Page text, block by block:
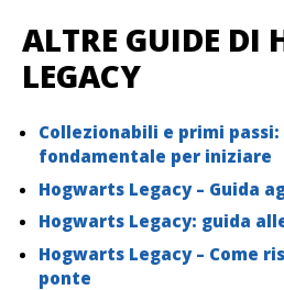
ALTRE GUIDE DI
LEGACY
Collezionabili e primi passi:
fondamentale per iniziare
Hogwarts Legacy – Guida
Hogwarts Legacy: guida
Hogwarts Legacy – Come
ponte